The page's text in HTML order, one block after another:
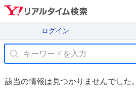
ログイン
該当の情報は見つかりませんでした。